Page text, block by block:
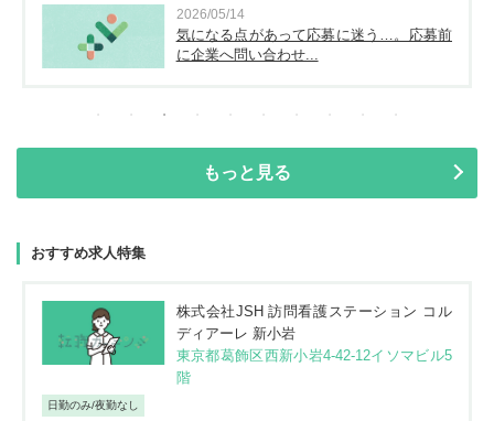
2026/05/14
気になる点があって応募に迷う…。応募前
に企業へ問い合わせ...
もっと見る
おすすめ求人特集
株式会社JSH 訪問看護ステーション コル
ディアーレ 新小岩
東京都葛飾区西新小岩4-42-12イソマビル5
階
日勤のみ/夜勤なし